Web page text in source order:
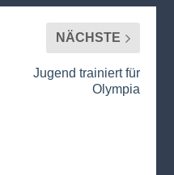
NÄCHSTE
Jugend trainiert für
Olympia